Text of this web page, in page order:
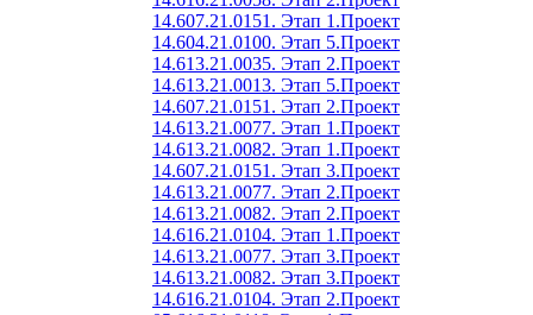
14.607.21.0151. Этап 1.Проект
14.604.21.0100. Этап 5.Проект
14.613.21.0035. Этап 2.Проект
14.613.21.0013. Этап 5.Проект
14.607.21.0151. Этап 2.Проект
14.613.21.0077. Этап 1.Проект
14.613.21.0082. Этап 1.Проект
14.607.21.0151. Этап 3.Проект
14.613.21.0077. Этап 2.Проект
14.613.21.0082. Этап 2.Проект
14.616.21.0104. Этап 1.Проект
14.613.21.0077. Этап 3.Проект
14.613.21.0082. Этап 3.Проект
14.616.21.0104. Этап 2.Проект